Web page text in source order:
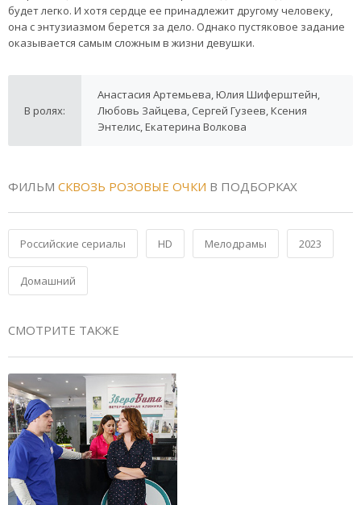
будет легко. И хотя сердце ее принадлежит другому человеку,
она с энтузиазмом берется за дело. Однако пустяковое задание
оказывается самым сложным в жизни девушки.
В ролях:
Анастасия Артемьева, Юлия Шиферштейн,
Любовь Зайцева, Сергей Гузеев, Ксения
Энтелис, Екатерина Волкова
ФИЛЬМ СКВОЗЬ РОЗОВЫЕ ОЧКИ В ПОДБОРКАХ
Российские сериалы HD Мелодрамы 2023
Домашний
СМОТРИТЕ ТАКЖЕ